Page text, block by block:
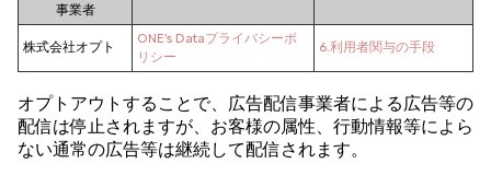
事業者
株式会社オプト
ONE's Dataプライバシーポ
リシー
6.利用者関与の手段
オプトアウトすることで、広告配信事業者による広告等の
配信は停止されますが、お客様の属性、行動情報等によら
ない通常の広告等は継続して配信されます。